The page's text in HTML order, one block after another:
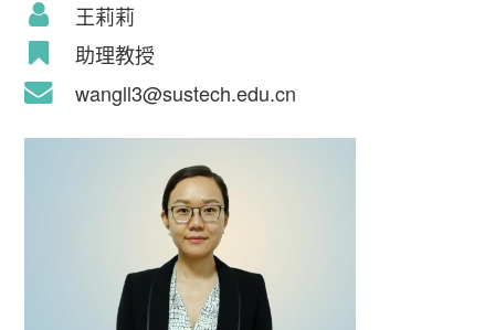
王莉莉
助理教授
wangll3@sustech.edu.cn